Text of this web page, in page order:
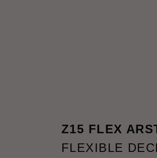
Z15 FLEX
FLEXIBLE